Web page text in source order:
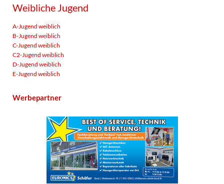
Weibliche Jugend
A-Jugend weiblich
B-Jugend weiblich
C-Jugend weiblich
C2-Jugend weiblich
D-Jugend weiblich
E-Jugend weiblich
Werbepartner